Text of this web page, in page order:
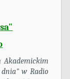
Akademickim
w Radio